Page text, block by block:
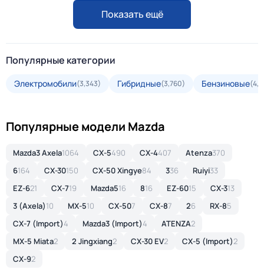
Показать ещё
Популярные категории
Электромобили(3,343) Гибридные(3,760) Бензиновые
Популярные модели Mazda
Mazda3 Axela1064 CX-5490 CX-4407 Atenza370
6164 CX-30150 CX-50 Xingye84 336 Ruiyi33
EZ-621 CX-719 Mazda516 816 EZ-6015 CX-313
3 (Axela)10 MX-510 CX-507 CX-87 26 RX-85
CX-7 (Import)4 Mazda3 (Import)4 ATENZA2
MX-5 Miata2 2 Jingxiang2 CX-30 EV2 CX-5 (Import)2
CX-92